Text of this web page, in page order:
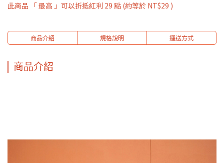
此商品 「 最高 」可以折抵紅利 29 點 (約等於 NT$29 )
商品介紹 規格說明 運送方式
商品介紹